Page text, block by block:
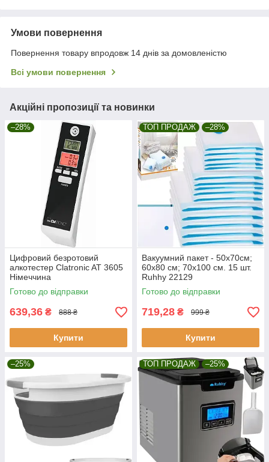
Умови повернення
Повернення товару впродовж 14 днів за домовленістю
Всі умови повернення
Акційні пропозиції та новинки
–28%
Цифровий безротовий
алкотестер Clatronic AT 3605
Німеччина
Готово до відправки
639,36 ₴ 888 ₴
Купити
ТОП ПРОДАЖ –28%
Вакуумний пакет - 50х70см;
60х80 см; 70х100 см. 15 шт.
Ruhhy 22129
Готово до відправки
719,28 ₴ 999 ₴
Купити
–25% ТОП ПРОДАЖ –25%